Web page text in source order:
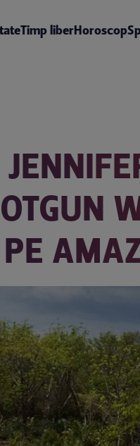
Timp liberHoroscop